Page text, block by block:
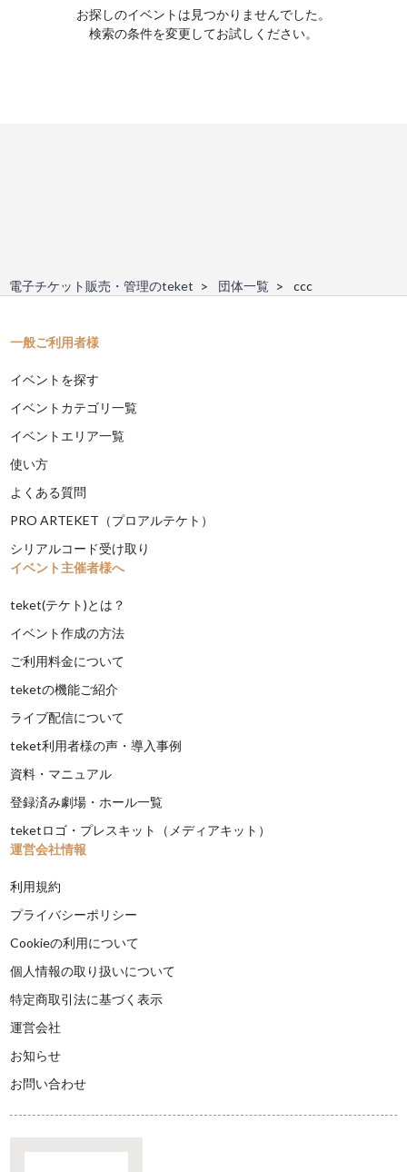
お探しのイベントは見つかりませんでした。
検索の条件を変更してお試しください。
電子チケット販売・管理のteket 団体一覧 ccc
一般ご利用者様
イベントを探す
イベントカテゴリ一覧
イベントエリア一覧
使い方
よくある質問
PRO ARTEKET（プロアルテケト）
シリアルコード受け取り
イベント主催者様へ
teket(テケト)とは？
イベント作成の方法
ご利用料金について
teketの機能ご紹介
ライブ配信について
teket利用者様の声・導入事例
資料・マニュアル
登録済み劇場・ホール一覧
teketロゴ・プレスキット（メディアキット）
運営会社情報
利用規約
プライバシーポリシー
Cookieの利用について
個人情報の取り扱いについて
特定商取引法に基づく表示
運営会社
お知らせ
お問い合わせ